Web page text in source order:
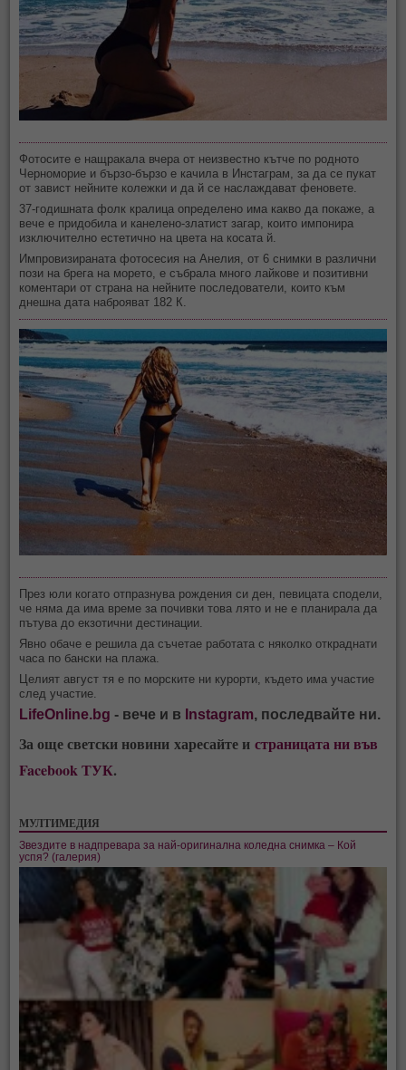
Фотосите е нащракала вчера от неизвестно кътче по родното
Черноморие и бързо-бързо е качила в Инстаграм, за да се пукат
от завист нейните колежки и да й се наслаждават феновете.
37-годишната фолк кралица определено има какво да покаже, а
вече е придобила и канелено-златист загар, които импонира
изключително естетично на цвета на косата й.
Импровизираната фотосесия на Анелия, от 6 снимки в различни
пози на брега на морето, е събрала много лайкове и позитивни
коментари от страна на нейните последователи, които към
днешна дата наброяват 182 К.
През юли когато отпразнува рождения си ден, певицата сподели,
че няма да има време за почивки това лято и не е планирала да
пътува до екзотични дестинации.
Явно обаче е решила да съчетае работата с няколко откраднати
часа по бански на плажа.
Целият август тя е по морските ни курорти, където има участие
след участие.
LifeOnline.bg - вече и в Instagram, последвайте ни.
За още светски новини харесайте истраницата ни във
Facebook ТУК.
МУЛТИМЕДИЯ
Звездите в надпревара за най-оригинална коледна снимка – Кой
успя? (галерия)